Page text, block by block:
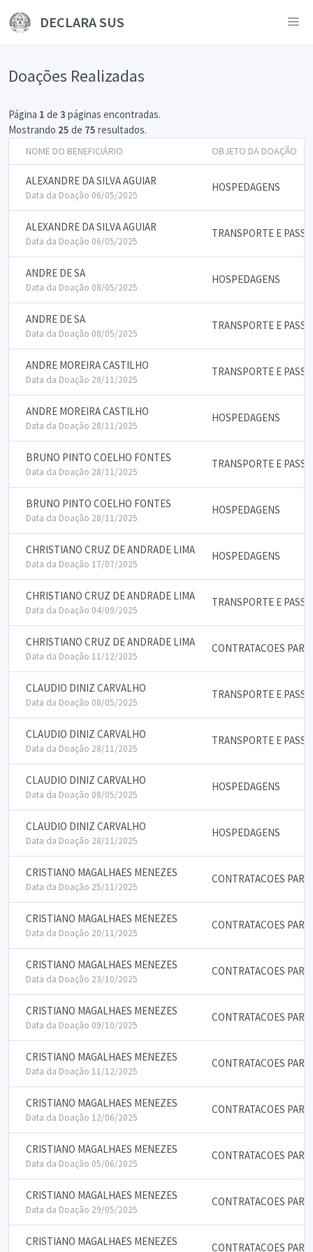
DECLARA SUS
Doações Realizadas
Página 1 de 3 páginas encontradas.
Mostrando 25 de 75 resultados.
NOME DO BENEFICIÁRIO OBJETO DA DOAÇÃO
ALEXANDRE DA SILVA AGUIAR
Data da Doação 06/05/2025
HOSPEDAGENS
ALEXANDRE DA SILVA AGUIAR
Data da Doação 06/05/2025
TRANSPORTE E
ANDRE DE SA
Data da Doação 08/05/2025
HOSPEDAGENS
ANDRE DE SA
Data da Doação 08/05/2025
TRANSPORTE E
ANDRE MOREIRA CASTILHO
Data da Doação 28/11/2025
TRANSPORTE E
ANDRE MOREIRA CASTILHO
Data da Doação 28/11/2025
HOSPEDAGENS
BRUNO PINTO COELHO FONTES
Data da Doação 28/11/2025
TRANSPORTE E
BRUNO PINTO COELHO FONTES
Data da Doação 28/11/2025
HOSPEDAGENS
CHRISTIANO CRUZ DE ANDRADE LIMA
Data da Doação 17/07/2025
HOSPEDAGENS
CHRISTIANO CRUZ DE ANDRADE LIMA
Data da Doação 04/09/2025
TRANSPORTE E
CHRISTIANO CRUZ DE ANDRADE LIMA
Data da Doação 11/12/2025
CONTRATACOES
CLAUDIO DINIZ CARVALHO
Data da Doação 08/05/2025
TRANSPORTE E
CLAUDIO DINIZ CARVALHO
Data da Doação 28/11/2025
TRANSPORTE E
CLAUDIO DINIZ CARVALHO
Data da Doação 08/05/2025
HOSPEDAGENS
CLAUDIO DINIZ CARVALHO
Data da Doação 28/11/2025
HOSPEDAGENS
CRISTIANO MAGALHAES MENEZES
Data da Doação 25/11/2025
CONTRATACOES
CRISTIANO MAGALHAES MENEZES
Data da Doação 20/11/2025
CONTRATACOES
CRISTIANO MAGALHAES MENEZES
Data da Doação 23/10/2025
CONTRATACOES
CRISTIANO MAGALHAES MENEZES
Data da Doação 09/10/2025
CONTRATACOES
CRISTIANO MAGALHAES MENEZES
Data da Doação 11/12/2025
CONTRATACOES
CRISTIANO MAGALHAES MENEZES
Data da Doação 12/06/2025
CONTRATACOES
CRISTIANO MAGALHAES MENEZES
Data da Doação 05/06/2025
CONTRATACOES
CRISTIANO MAGALHAES MENEZES
Data da Doação 29/05/2025
CONTRATACOES
CRISTIANO MAGALHAES MENEZES CONTRATACOES